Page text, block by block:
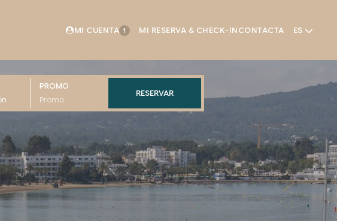
MI CUENTA 1 MI RESERVA & CHECK-INCONTACTA ES
PROMO
RESERVAR